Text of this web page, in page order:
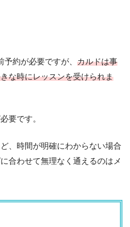
予約が必要ですが、 カルドは事
な時にレッスンを受けられま
要です。
、時間が明確にわからない場合
合わせて無理なく通えるのはメ